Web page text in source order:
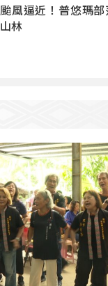
颱風逼近！普悠瑪
山林